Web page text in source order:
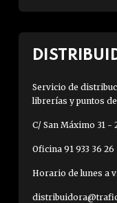
Servicio de
librerías y puntos
C/ San Máximo 31 -
Oficina 91 933 36 26
Horario de lunes a